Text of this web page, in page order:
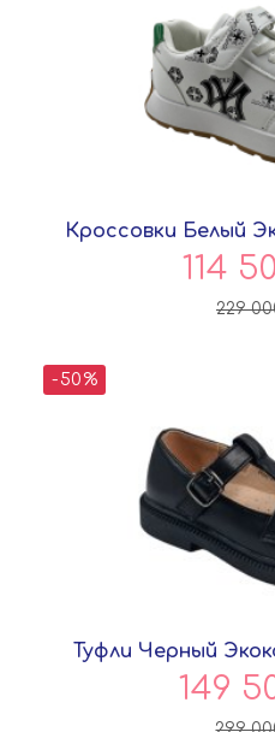
Кроссовки Белый
114
229
-50%
Туфли Черный
149